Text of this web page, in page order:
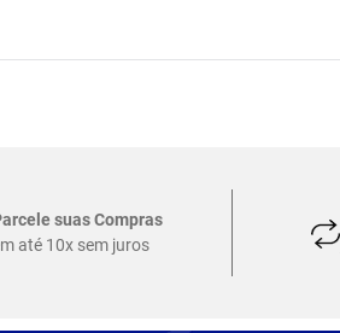
suas Compras
até 10x sem juros